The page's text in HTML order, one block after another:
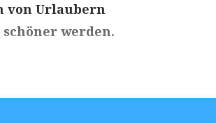
von Urlaubern
werden.